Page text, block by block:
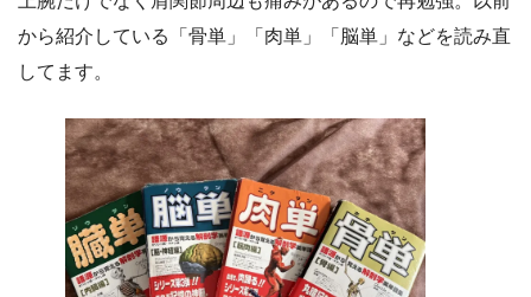
から紹介している「骨単」「肉単」「脳単」などを読み直
してます。